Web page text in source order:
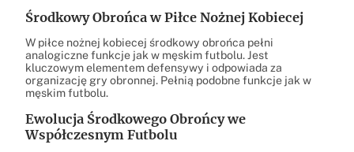
Środkowy Obrońca w Piłce Nożnej Kobiecej
W piłce nożnej kobiecej środkowy obrońca pełni
analogiczne funkcje jak w męskim futbolu. Jest
kluczowym elementem defensywy i odpowiada za
organizację gry obronnej. Pełnią podobne funkcje jak w
męskim futbolu.
Ewolucja Środkowego Obrońcy we
Współczesnym Futbolu